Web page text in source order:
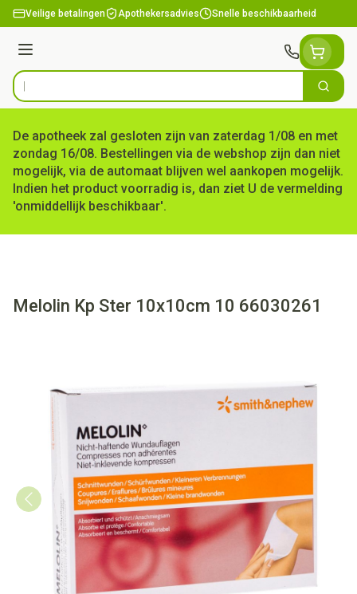
Ga naar de inhoud
Veilige betalingen Apothekersadvies Snelle beschikbaarheid
Menu
Product, merk, categorie... Zoek
De apotheek zal gesloten zijn van zaterdag 1/08 en met
zondag 16/08. Bestellingen via de webshop zijn dan niet
mogelijk, via de automaat blijven wel aankopen mogelijk.
Indien het product voorradig is, dan ziet U de vermelding
'onmiddellijk beschikbaar'.
Melolin Kp Ster 10x10cm 10 66030261